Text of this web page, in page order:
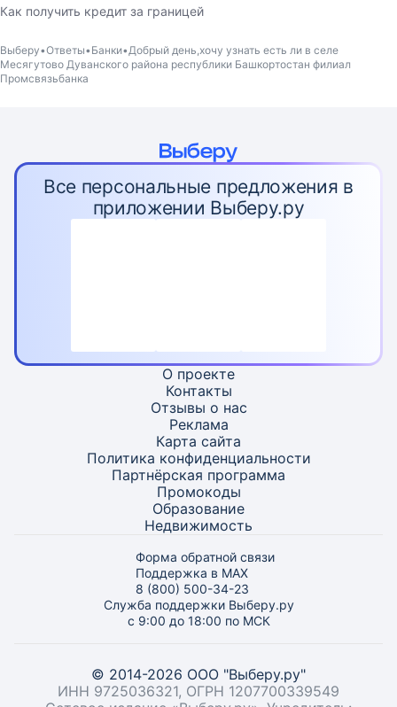
Как получить кредит за границей
Выберу Ответы Банки Добрый день,хочу узнать есть ли в селе
Месягутово Дуванского района республики Башкортостан филиал
Промсвязьбанка
Все персональные предложения в
приложении Выберу.ру
О проекте
Контакты
Отзывы о нас
Реклама
Карта сайта
Политика конфиденциальности
Партнёрская программа
Промокоды
Образование
Недвижимость
Форма обратной связи
Поддержка в MAX
8 (800) 500-34-23
Служба поддержки Выберу.ру
с 9:00 до 18:00 по МСК
© 2014-2026 ООО "Выберу.ру"
ИНН 9725036321, ОГРН 1207700339549